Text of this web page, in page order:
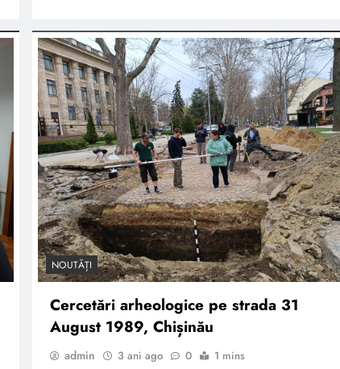
NOUTĂȚI
Cercetări arheologice pe strada 31
August 1989, Chișinău
admin 3 ani ago 0 1 mins